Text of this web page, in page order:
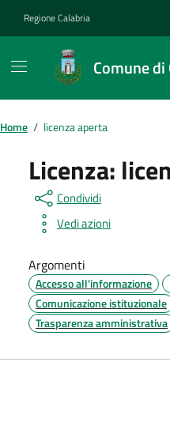
Regione Calabria
Comune di
Home / licenza aperta
Licenza:
Condividi
Vedi azioni
Argomenti
Accesso all'informazione
Comunicazione istituzionale
Trasparenza amministrativa